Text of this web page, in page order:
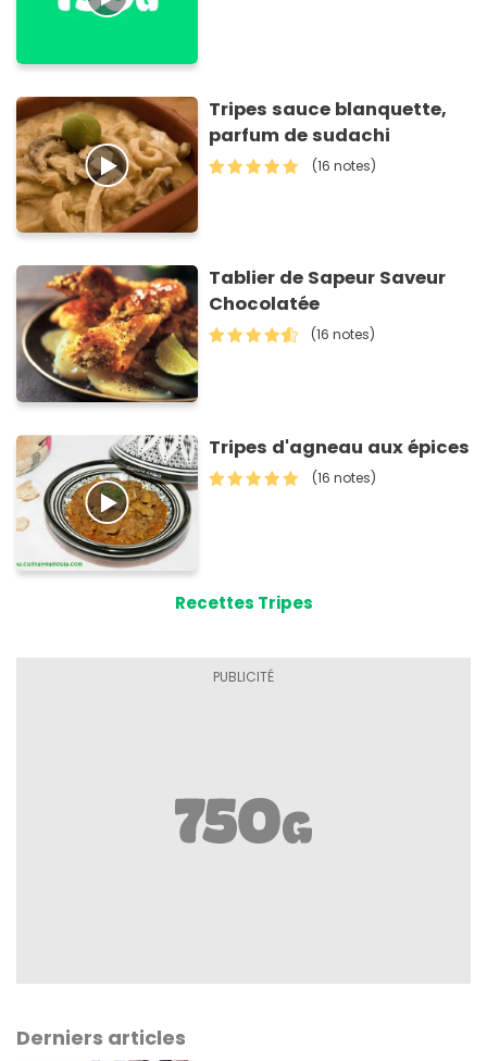
Tripes sauce blanquette,
parfum de sudachi
(16 notes)
Tablier de Sapeur Saveur
Chocolatée
(16 notes)
Tripes d'agneau aux épices
(16 notes)
Recettes Tripes
Derniers articles